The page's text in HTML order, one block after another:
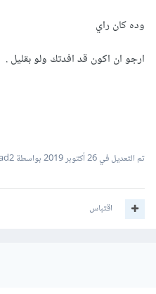
وده كان راي
ارجو ان اكون قد افدتك ولو بقليل .
تم التعديل في26 أكتوبر 2019 بواسطة Mahmoud Rashad2
اقتباس